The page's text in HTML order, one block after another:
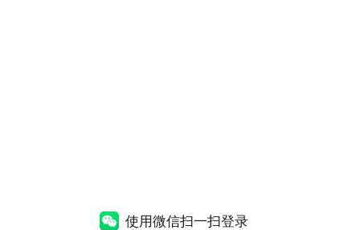
使用微信扫一扫登录